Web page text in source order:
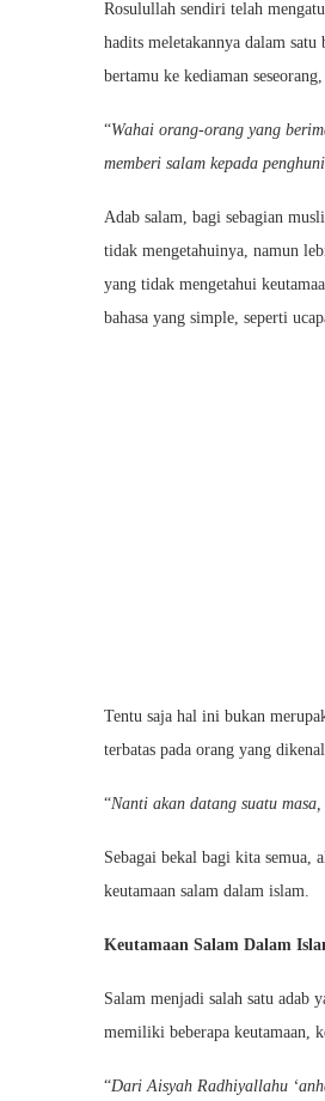
Rosulullah sendiri telah
hadits meletakannya dalam
bertamu ke kediaman
“Wahai orang-orang yang
memberi salam kepada
Adab salam, bagi sebagian
tidak mengetahuinya, namun
yang tidak mengetahui
bahasa yang simple, seperti
Tentu saja hal ini bukan
terbatas pada orang yang
“Nanti akan datang suatu
Sebagai bekal bagi kita semua,
keutamaan salam dalam islam.
Keutamaan Salam Dalam
Salam menjadi salah satu adab
memiliki beberapa keutamaan,
“Dari Aisyah Radhiyallahu